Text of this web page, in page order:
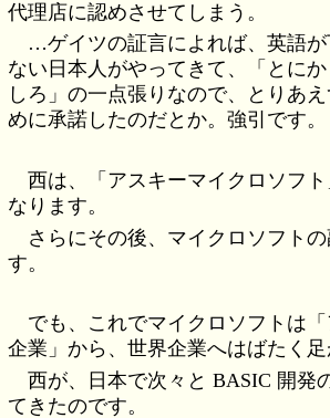
代理店に認めさせてしまう。
…ゲイツの証言によれば、英語
ない日本人がやってきて、「とに
しろ」の一点張りなので、とりあ
めに承諾したのだとか。強引です。
西は、「アスキーマイクロソフ
なります。
さらにその後、マイクロソフト
す。
でも、これでマイクロソフトは
企業」から、世界企業へはばたく足
西が、日本で次々と BASIC 開発
てきたのです。